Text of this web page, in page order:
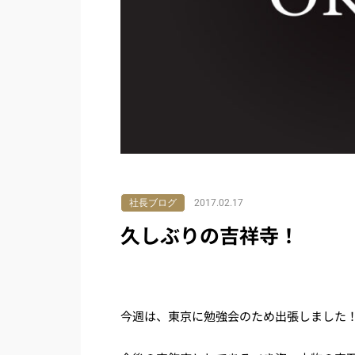
社長ブログ 2017.02.17
久しぶりの吉祥寺！
今週は、東京に勉強会のため出張しました